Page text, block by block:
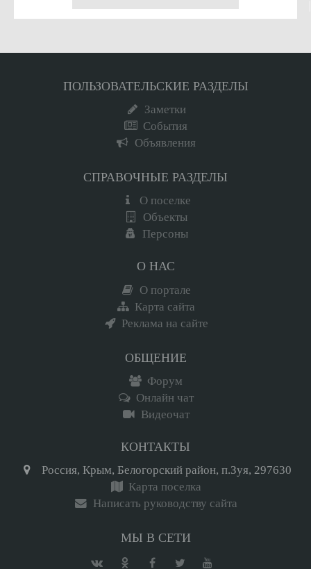
ПОЛЬЗОВАТЕЛЬСКИЕ РАЗДЕЛЫ
Заметки
События
Объявления
СПРАВОЧНЫЕ РАЗДЕЛЫ
О поселке
Объекты
Персоны
О НАС
О портале
Карта сайта
Реклама на сайте
ОБЩЕНИЕ
Форум
Онлайн чат
Видеочат
КОНТАКТЫ
Россия, Крым, Белогорский район, п.Зуя, 297630
Карта поселка
Написать руководству сайта
МЫ В СЕТИ